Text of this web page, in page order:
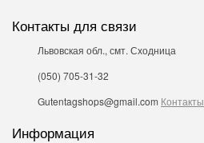
Контакты для связи
Львовская обл., смт. Сходница
(050) 705-31-32
Gutentagshops@gmail.com Контакты
Информация